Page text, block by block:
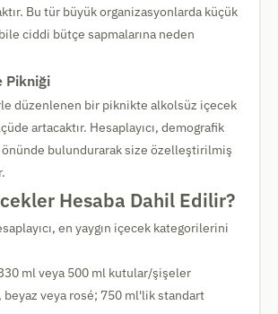
Bu tür büyük organizasyonlarda küçük
ciddi bütçe sapmalarına neden
Pikniği
düzenlenen bir piknikte alkolsüz içecek
artacaktır. Hesaplayıcı, demografik
bulundurarak size özelleştirilmiş
Hesaba Dahil Edilir?
en yaygın içecek kategorilerini
ml veya 500 ml kutular/şişeler
beyaz veya rosé; 750 ml'lik standart